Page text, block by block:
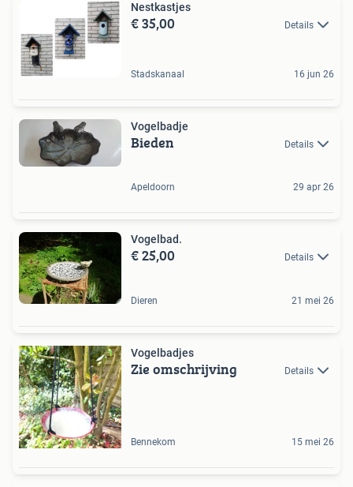
Nestkastjes
€ 35,00 Details
Stadskanaal 16 jun 26
Vogelbadje
Bieden Details
Apeldoorn 29 apr 26
Vogelbad.
€ 25,00 Details
Dieren 21 mei 26
Vogelbadjes
Zie omschrijving Details
Bennekom 15 mei 26